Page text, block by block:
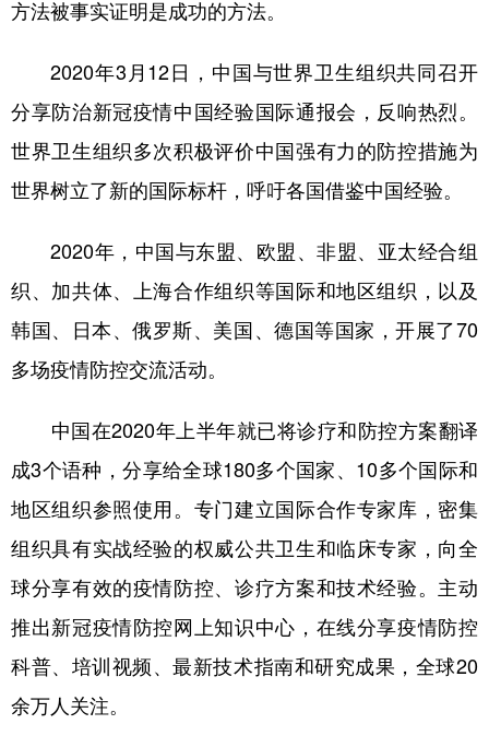
方法被事实证明是成功的方法。
2020年3月12日，中国与世界卫生组织共同召开
分享防治新冠疫情中国经验国际通报会，反响热烈。
世界卫生组织多次积极评价中国强有力的防控措施为
世界树立了新的国际标杆，呼吁各国借鉴中国经验。
2020年，中国与东盟、欧盟、非盟、亚太经合组
织、加共体、上海合作组织等国际和地区组织，以及
韩国、日本、俄罗斯、美国、德国等国家，开展了70
多场疫情防控交流活动。
中国在2020年上半年就已将诊疗和防控方案翻译
成3个语种，分享给全球180多个国家、10多个国际和
地区组织参照使用。专门建立国际合作专家库，密集
组织具有实战经验的权威公共卫生和临床专家，向全
球分享有效的疫情防控、诊疗方案和技术经验。主动
推出新冠疫情防控网上知识中心，在线分享疫情防控
科普、培训视频、最新技术指南和研究成果，全球20
余万人关注。